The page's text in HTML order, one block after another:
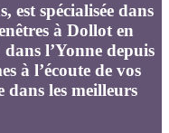
est spécialisée dans
à Dollot en
l’Yonne depuis
à l’écoute de vos
dans les meilleurs